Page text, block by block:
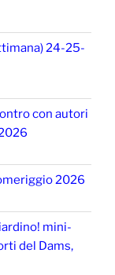
24-25-
con autori
2026
mini-
del Dams,